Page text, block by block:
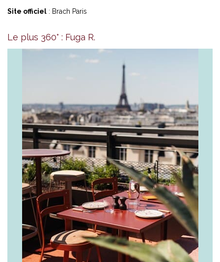
Site officiel : Brach Paris
Le plus 360° : Fuga R.